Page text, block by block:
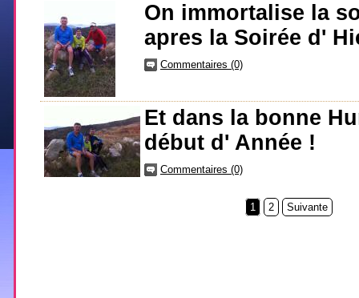
On immortalise la
apres la Soirée d'
Commentaires (0)
Et dans la bonne
début d' Année !
Commentaires (0)
1 2 Suivante